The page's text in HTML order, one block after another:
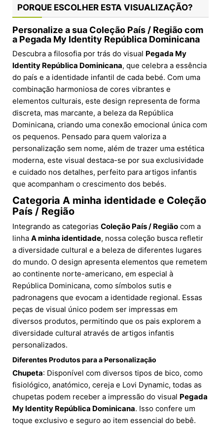
PORQUE ESCOLHER ESTA VISUALIZAÇÃO?
Personalize a sua Coleção País / Região com
a Pegada My Identity República Dominicana
Descubra a filosofia por trás do visual Pegada My
Identity República Dominicana, que celebra a essência
do país e a identidade infantil de cada bebé. Com uma
combinação harmoniosa de cores vibrantes e
elementos culturais, este design representa de forma
discreta, mas marcante, a beleza da República
Dominicana, criando uma conexão emocional única com
os pequenos. Pensado para quem valoriza a
personalização sem nome, além de trazer uma estética
moderna, este visual destaca-se por sua exclusividade
e cuidado nos detalhes, perfeito para artigos infantis
que acompanham o crescimento dos bebés.
Categoria A minha identidade e Coleção
País / Região
Integrando as categorias Coleção País / Região com a
linha A minha identidade, nossa coleção busca refletir
a diversidade cultural e a beleza de diferentes lugares
do mundo. O design apresenta elementos que remetem
ao continente norte-americano, em especial à
República Dominicana, como símbolos sutis e
padronagens que evocam a identidade regional. Essas
peças de visual único podem ser impressas em
diversos produtos, permitindo que os pais explorem a
diversidade cultural através de artigos infantis
personalizados.
Diferentes Produtos para a Personalização
Chupeta: Disponível com diversos tipos de bico, como
fisiológico, anatómico, cereja e Lovi Dynamic, todas as
chupetas podem receber a impressão do visual Pegada
My Identity República Dominicana. Isso confere um
toque exclusivo e seguro ao item essencial do bebê.